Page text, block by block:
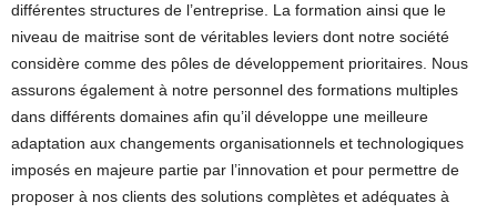
différentes structures de l’entreprise. La formation ainsi que le
niveau de maitrise sont de véritables leviers dont notre société
considère comme des pôles de développement prioritaires. Nous
assurons également à notre personnel des formations multiples
dans différents domaines afin qu’il développe une meilleure
adaptation aux changements organisationnels et technologiques
imposés en majeure partie par l’innovation et pour permettre de
proposer à nos clients des solutions complètes et adéquates à